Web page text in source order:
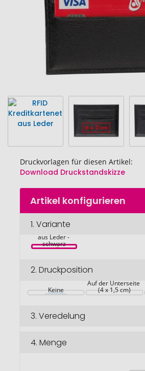
Druckvorlagen für diesen Artikel:
Download Druckstandskizze
Zum
Anfang
Bildgalerie
Artikel konfigurieren
1. Variante
RFID
aus Leder -
schwarz
2. Druckposition
Keine
Auf der Unterseite
(4 x 1,5 cm)
3. Veredelung
4. Menge